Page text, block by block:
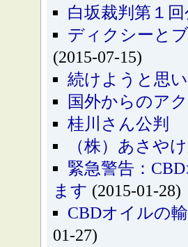
白坂裁判第１
ディクシーと
(2015-07-15)
続けようと思
国外からのア
桂川さん公判
（株）あさや
緊急警告：
ます (2015-01-28)
CBDオイルの
01-27)